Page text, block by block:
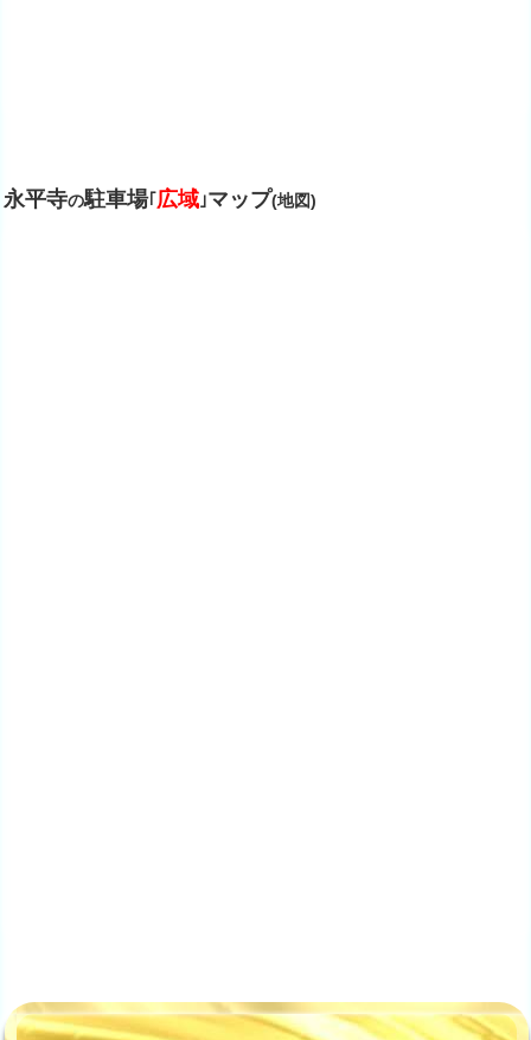
永平寺の駐車場｢ 広域 ｣マップ(地図)